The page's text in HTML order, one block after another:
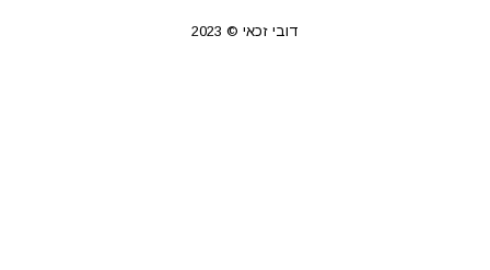
דובי זכאי © 2023